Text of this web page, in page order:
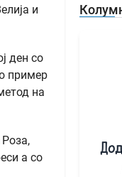
и
ден со
пример
на
а со